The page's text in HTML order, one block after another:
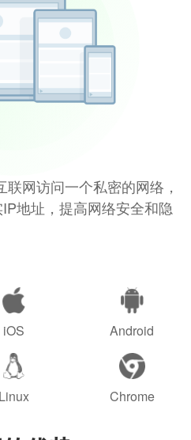
网访问一个私密的网络，
地址，提高网络安全和隐
iOS Android
Linux Chrome